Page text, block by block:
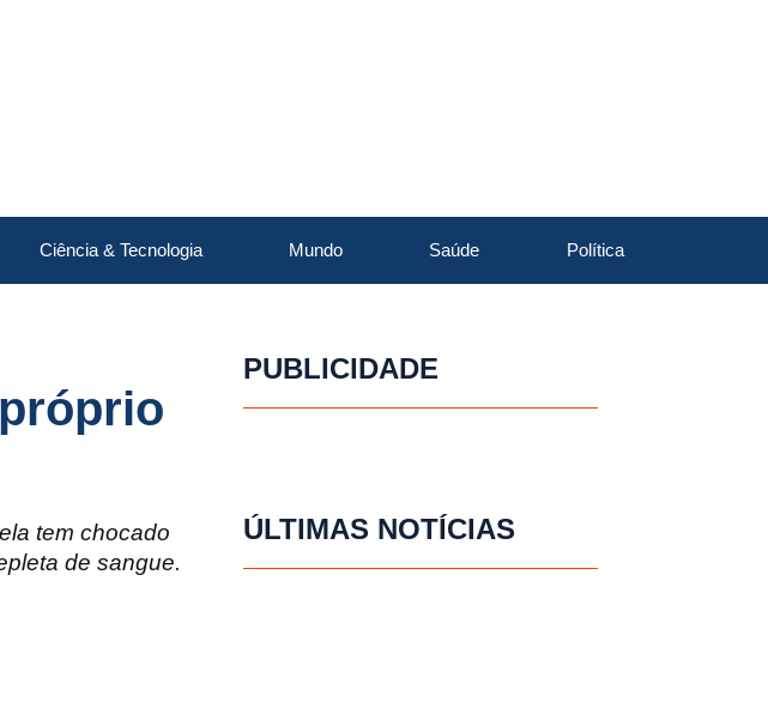
Ciência & Tecnologia Mundo Saúde Política
tem chocado
de sangue.
PUBLICIDADE
ÚLTIMAS NOTÍCIAS